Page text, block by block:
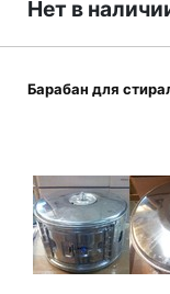
Нет в
Барабан для